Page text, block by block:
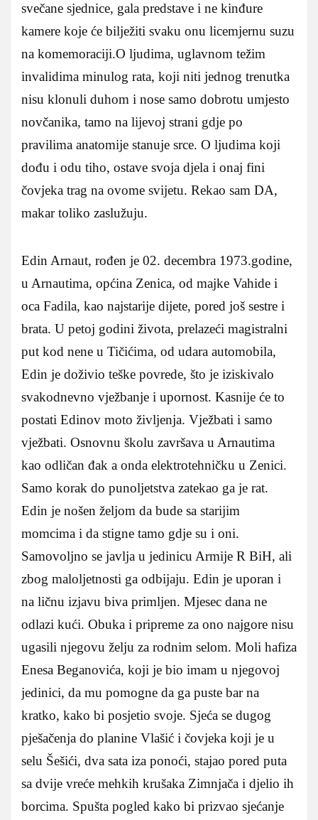
svečane sjednice, gala predstave i ne kinđure
kamere koje će bilježiti svaku onu licemjernu suzu
na komemoraciji.O ljudima, uglavnom težim
invalidima minulog rata, koji niti jednog trenutka
nisu klonuli duhom i nose samo dobrotu umjesto
novčanika, tamo na lijevoj strani gdje po
pravilima anatomije stanuje srce. O ljudima koji
dođu i odu tiho, ostave svoja djela i onaj fini
čovjeka trag na ovome svijetu. Rekao sam DA,
makar toliko zaslužuju.
Edin Arnaut, rođen je 02. decembra 1973.godine,
u Arnautima, općina Zenica, od majke Vahide i
oca Fadila, kao najstarije dijete, pored još sestre i
brata. U petoj godini života, prelazeći magistralni
put kod nene u Tičićima, od udara automobila,
Edin je doživio teške povrede, što je iziskivalo
svakodnevno vježbanje i upornost. Kasnije će to
postati Edinov moto življenja. Vježbati i samo
vježbati. Osnovnu školu završava u Arnautima
kao odličan đak a onda elektrotehničku u Zenici.
Samo korak do punoljetstva zatekao ga je rat.
Edin je nošen željom da bude sa starijim
momcima i da stigne tamo gdje su i oni.
Samovoljno se javlja u jedinicu Armije R BiH, ali
zbog maloljetnosti ga odbijaju. Edin je uporan i
na ličnu izjavu biva primljen. Mjesec dana ne
odlazi kući. Obuka i pripreme za ono najgore nisu
ugasili njegovu želju za rodnim selom. Moli hafiza
Enesa Beganovića, koji je bio imam u njegovoj
jedinici, da mu pomogne da ga puste bar na
kratko, kako bi posjetio svoje. Sjeća se dugog
pješačenja do planine Vlašić i čovjeka koji je u
selu Šešići, dva sata iza ponoći, stajao pored puta
sa dvije vreće mehkih krušaka Zimnjača i djelio ih
borcima. Spušta pogled kako bi prizvao sjećanje